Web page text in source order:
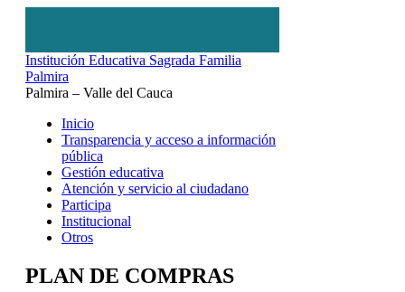
Institución Educativa Sagrada Familia
Palmira
Palmira – Valle del Cauca
Inicio
Transparencia y acceso a información
pública
Gestión educativa
Atención y servicio al ciudadano
Participa
Institucional
Otros
PLAN DE COMPRAS